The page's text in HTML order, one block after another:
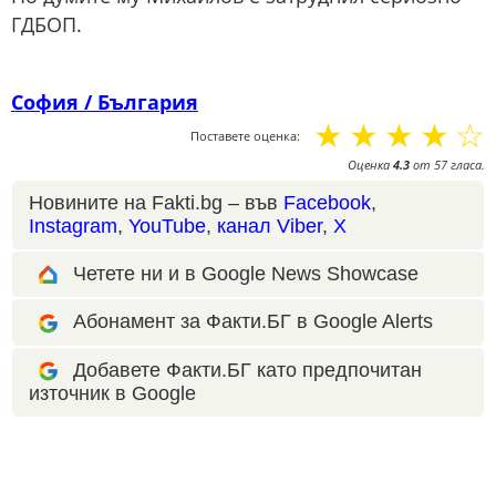
ГДБОП.
София / България
Поставете оценка: ☆
☆
☆
☆
☆
Оценка 4.3 от 57 гласа.
Новините на Fakti.bg – във Facebook,
Instagram, YouTube, канал Viber, X
Четете ни и в Google News Showcase
Абонамент за Факти.БГ в Google Alerts
Добавете Факти.БГ като предпочитан
източник в Google